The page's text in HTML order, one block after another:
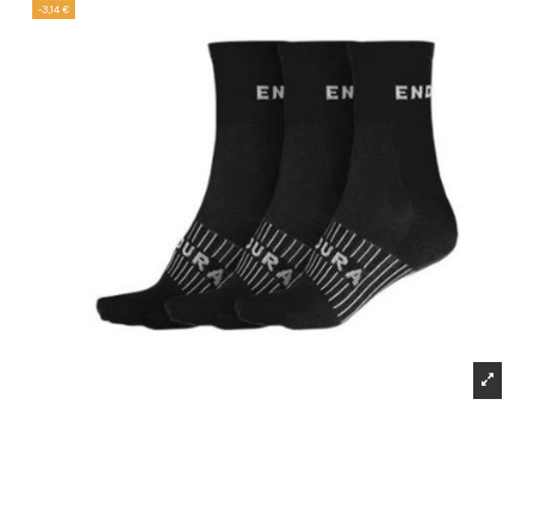
-3,14 €